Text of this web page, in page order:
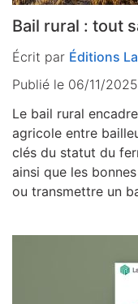
Bail rural : tout
Écrit par Éditions
Publié le 06/11/2025
Le bail rural
agricole entre
clés du statut du
ainsi que les
ou transmettre un